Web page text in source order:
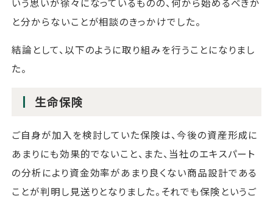
と分からないことが相談のきっかけでした。
結論として、以下のように取り組みを行うことになりまし
た。
生命保険
ご自身が加入を検討していた保険は、今後の資産形成に
あまりにも効果的でないこと、また、当社のエキスパート
の分析により資金効率があまり良くない商品設計である
ことが判明し見送りとなりました。それでも保険というご